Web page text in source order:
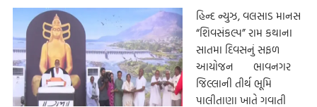
હિન્દ ન્યુઝ, વલસાડ માનસ
“શિવસંકલ્પ” રામ કથાના
સાતમા દિવસનું સફળ
આયોજન ભાવનગર
જિલ્લાની તીર્થ ભૂમિ
પાલીતાણા ખાતે ગવાતી